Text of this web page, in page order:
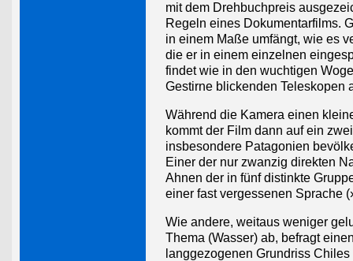
mit dem Drehbuchpreis
Regeln eines Dokumentarfilms.
in einem Maße umfängt, wie es
die er in einem einzelnen
findet wie in den wuchtigen
Gestirne blickenden Teleskopen
Während die Kamera einen
kommt der Film dann auf ein
insbesondere Patagonien
Einer der nur zwanzig direkten
Ahnen der in fünf distinkte
einer fast vergessenen Sprache
Wie andere, weitaus weniger
Thema (Wasser) ab, befragt
langgezogenen Grundriss